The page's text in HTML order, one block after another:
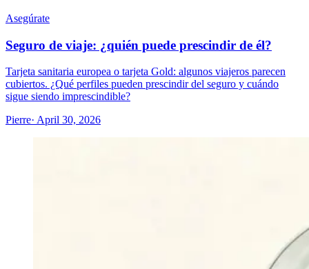
Asegúrate
Seguro de viaje: ¿quién puede prescindir de él?
Tarjeta sanitaria europea o tarjeta Gold: algunos viajeros parecen
cubiertos. ¿Qué perfiles pueden prescindir del seguro y cuándo
sigue siendo imprescindible?
Pierre· April 30, 2026